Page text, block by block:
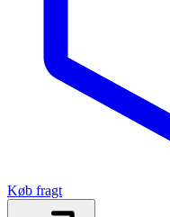
Køb fragt